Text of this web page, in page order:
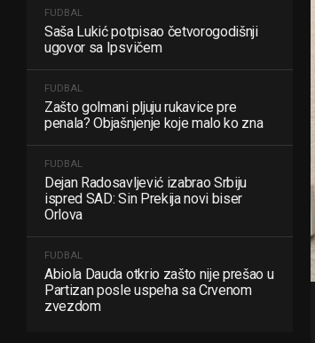
FUDBAL
Saša Lukić potpisao četvorogodišnji
ugovor sa Ipsvičem
FUDBAL
Zašto golmani pljuju rukavice pre
penala? Objašnjenje koje malo ko zna
FUDBAL
Dejan Radosavljević izabrao Srbiju
ispred SAD: Sin Prekija novi biser
Orlova
FUDBAL
Abiola Dauda otkrio zašto nije prešao u
Partizan posle uspeha sa Crvenom
zvezdom